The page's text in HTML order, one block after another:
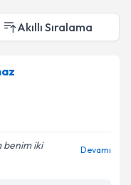
Akıllı Sıralama
benim iki
Devamı